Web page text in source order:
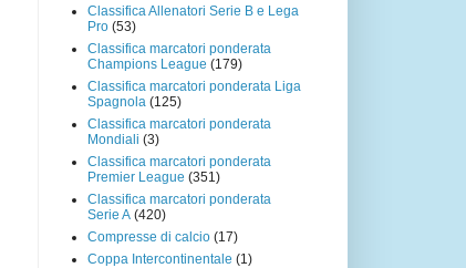
Classifica Allenatori Serie B e Lega
Pro (53)
Classifica marcatori ponderata
Champions League (179)
Classifica marcatori ponderata Liga
Spagnola (125)
Classifica marcatori ponderata
Mondiali (3)
Classifica marcatori ponderata
Premier League (351)
Classifica marcatori ponderata
Serie A (420)
Compresse di calcio (17)
Coppa Intercontinentale (1)